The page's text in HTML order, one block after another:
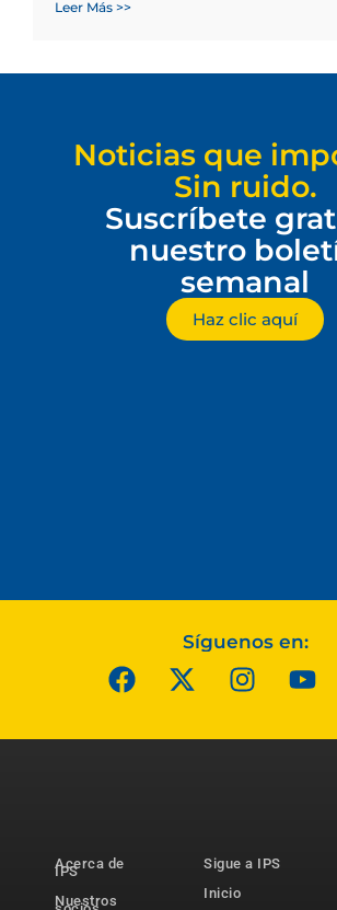
Leer Más >>
Noticias que
Sin ruido.
Suscríbete
nuestro
semanal
Haz clic aquí
Síguenos en:
Acerca de
IPS
Nuestros
Sigue a IPS
Inicio